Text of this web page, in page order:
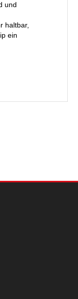
und
haltbar,
ein